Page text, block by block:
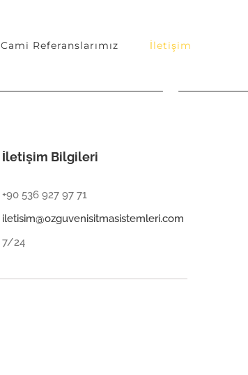
Cami Referanslarımız İletişim
İletişim Bilgileri
+90 536 927 97 71
iletisim@ozguvenisitmasistemleri.com
7/24